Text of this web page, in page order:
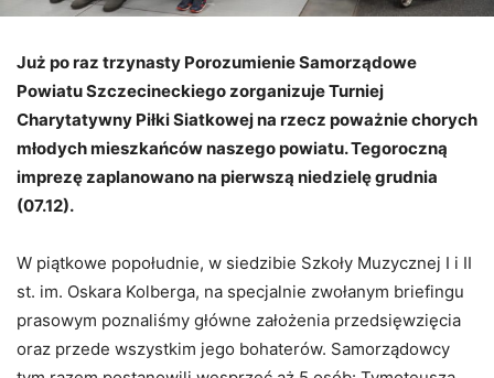
Już po raz trzynasty Porozumienie Samorządowe
Powiatu Szczecineckiego zorganizuje Turniej
Charytatywny Piłki Siatkowej na rzecz poważnie chorych
młodych mieszkańców naszego powiatu. Tegoroczną
imprezę zaplanowano na pierwszą niedzielę grudnia
(07.12).
W piątkowe popołudnie, w siedzibie Szkoły Muzycznej I i II
st. im. Oskara Kolberga, na specjalnie zwołanym briefingu
prasowym poznaliśmy główne założenia przedsięwzięcia
oraz przede wszystkim jego bohaterów. Samorządowcy